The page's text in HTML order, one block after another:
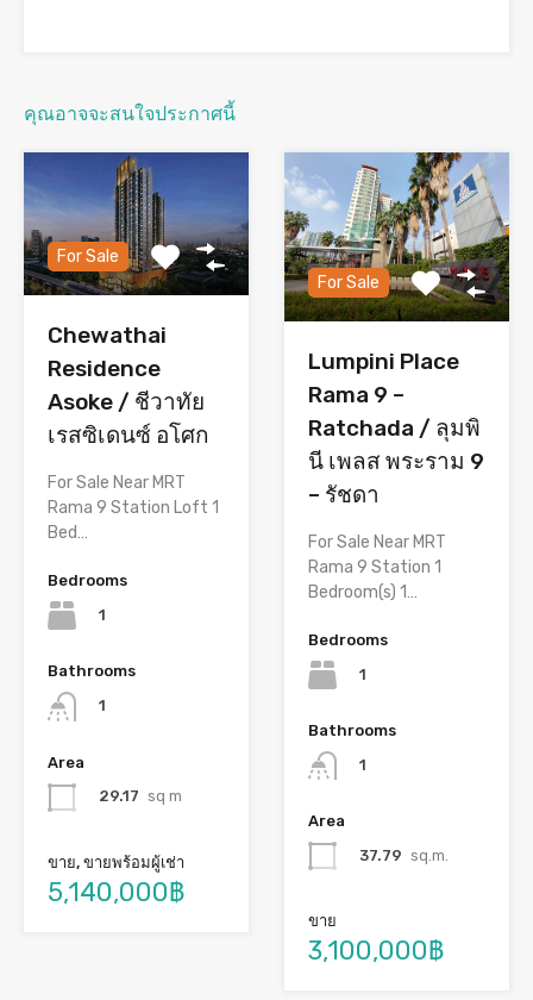
คุณอาจจะสนใจประกาศนี้
For Sale
Chewathai
Residence
Asoke / ชีวาทัย
เรสซิเดนซ์ อโศก
For Sale Near MRT
Rama 9 Station Loft 1
Bed…
Bedrooms
1
Bathrooms
1
Area
29.17 sq m
ขาย, ขายพร้อมผู้เช่า
5,140,000฿
For Sale
Lumpini Place
Rama 9 –
Ratchada / ลุมพิ
นี เพลส พระราม 9
– รัชดา
For Sale Near MRT
Rama 9 Station 1
Bedroom(s) 1…
Bedrooms
1
Bathrooms
1
Area
37.79 sq.m.
ขาย
3,100,000฿